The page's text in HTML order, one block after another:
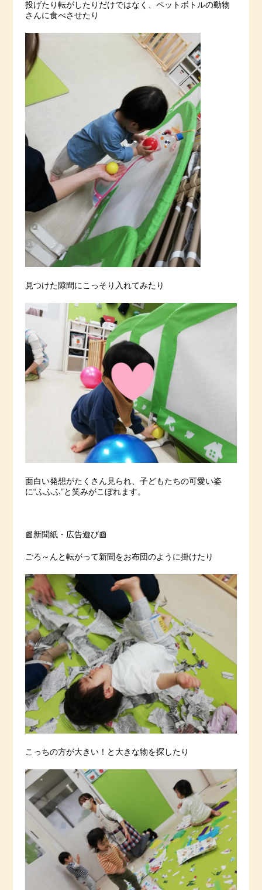
投げたり転がしたりだけではなく、ペットボトルの動物
さんに食べさせたり
見つけた隙間にこっそり入れてみたり
面白い発想がたくさん見られ、子どもたちの可愛い姿
に“ふふふ”と笑みがこぼれます。
📰新聞紙・広告遊び📰
ごろ～んと転がって新聞をお布団のように掛けたり
こっちの方が大きい！と大きな物を探したり